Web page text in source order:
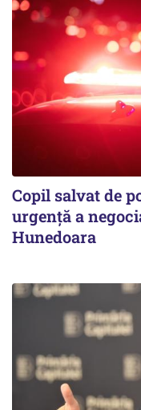
Copil salvat de
urgență a
Hunedoara